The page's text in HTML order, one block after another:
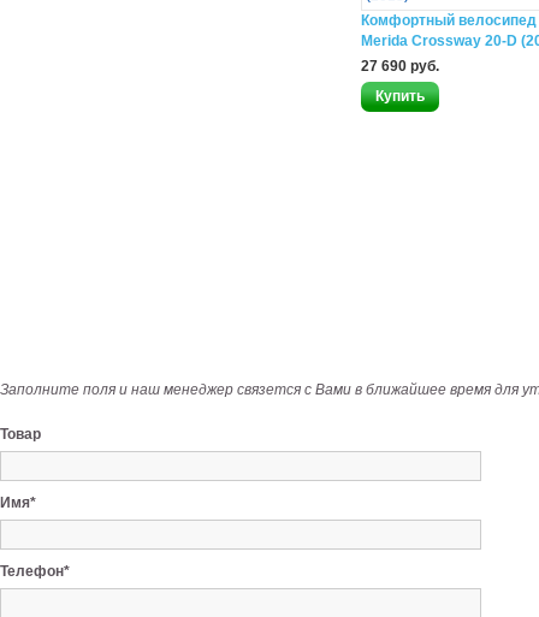
Комфортный велосипед
Merida Crossway 20-D
27 690 руб.
Заполните поля и наш менеджер связется с Вами в ближайшее время для
Товар
Имя*
Телефон*